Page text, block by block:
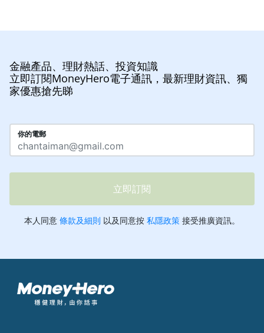
金融產品、理財熱話、投資知識
立即訂閱MoneyHero電子通訊，最新理財資訊、獨
家優惠搶先睇